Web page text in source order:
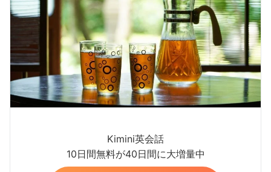
Kimini英会話
10日間無料が40日間に大増量中